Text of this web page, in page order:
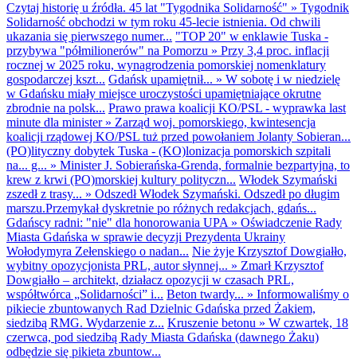
Czytaj historię u źródła. 45 lat "Tygodnika Solidarność" » Tygodnik
Solidarność obchodzi w tym roku 45-lecie istnienia. Od chwili
ukazania się pierwszego numer... "TOP 20" w enklawie Tuska -
przybywa "półmilionerów" na Pomorzu » Przy 3,4 proc. inflacji
rocznej w 2025 roku, wynagrodzenia pomorskiej nomenklatury
gospodarczej kszt... Gdańsk upamiętnił... » W sobotę i w niedzielę
w Gdańsku miały miejsce uroczystości upamiętniające okrutne
zbrodnie na polsk... Prawo prawa koalicji KO/PSL - wyprawka last
minute dla minister» Zarząd woj. pomorskiego, kwintesencja
koalicji rządowej KO/PSL tuż przed powołaniem Jolanty Sobieran...
(PO)lityczny dobytek Tuska - (KO)lonizacja pomorskich szpitali
na... g... » Minister J. Sobierańska-Grenda, formalnie bezpartyjna, to
krew z krwi (PO)morskiej kultury polityczn... Włodek Szymański
zszedł z trasy... » Odszedł Włodek Szymański. Odszedł po długim
marszu.Przemykał dyskretnie po różnych redakcjach, gdańs...
Gdańscy radni: "nie" dla honorowania UPA » Oświadczenie Rady
Miasta Gdańska w sprawie decyzji Prezydenta Ukrainy
Wołodymyra Zełenskiego o nadan... Nie żyje Krzysztof Dowgiałło,
wybitny opozycjonista PRL, autor słynnej... » Zmarł Krzysztof
Dowgiałło – architekt, działacz opozycji w czasach PRL,
współtwórca „Solidarności” i... Beton twardy... » Informowaliśmy o
pikiecie zbuntowanych Rad Dzielnic Gdańska przed Żakiem,
siedzibą RMG. Wydarzenie z... Kruszenie betonu » W czwartek, 18
czerwca, pod siedzibą Rady Miasta Gdańska (dawnego Żaku)
odbędzie się pikieta zbuntow...